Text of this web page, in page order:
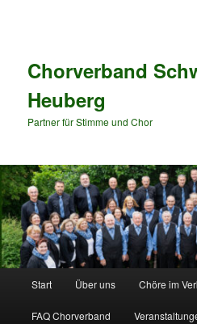
Chorverband
Heuberg
Partner für Stimme und Chor
Start Über uns Chöre im
FAQ Chorverband